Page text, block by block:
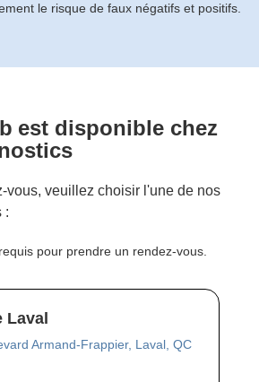
le risque de faux négatifs et positifs.
est disponible chez
vous, veuillez choisir l'une de nos
:
pour prendre un rendez-vous.
Laval
Armand-Frappier, Laval, QC